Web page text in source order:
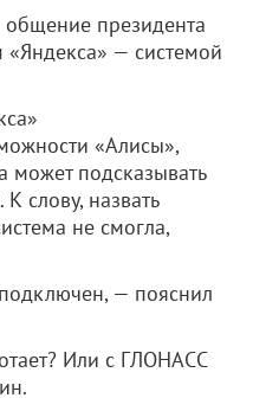
президента
— системой
«Алисы»,
может подсказывать
слову, назвать
не смогла,
— пояснил
Или с ГЛОНАСС